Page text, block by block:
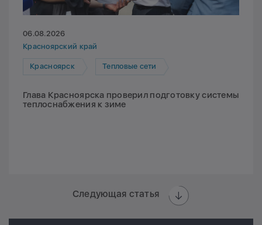
06.08.2026
Красноярский край
Красноярск Тепловые сети
Глава Красноярска проверил подготовку системы
теплоснабжения к зиме
Следующая статья